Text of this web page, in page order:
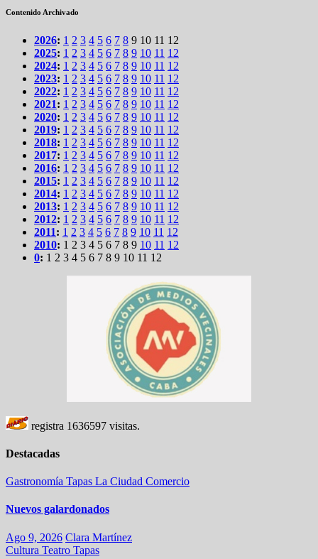
Contenido Archivado
2026: 1 2 3 4 5 6 7 8 9 10 11 12
2025: 1 2 3 4 5 6 7 8 9 10 11 12
2024: 1 2 3 4 5 6 7 8 9 10 11 12
2023: 1 2 3 4 5 6 7 8 9 10 11 12
2022: 1 2 3 4 5 6 7 8 9 10 11 12
2021: 1 2 3 4 5 6 7 8 9 10 11 12
2020: 1 2 3 4 5 6 7 8 9 10 11 12
2019: 1 2 3 4 5 6 7 8 9 10 11 12
2018: 1 2 3 4 5 6 7 8 9 10 11 12
2017: 1 2 3 4 5 6 7 8 9 10 11 12
2016: 1 2 3 4 5 6 7 8 9 10 11 12
2015: 1 2 3 4 5 6 7 8 9 10 11 12
2014: 1 2 3 4 5 6 7 8 9 10 11 12
2013: 1 2 3 4 5 6 7 8 9 10 11 12
2012: 1 2 3 4 5 6 7 8 9 10 11 12
2011: 1 2 3 4 5 6 7 8 9 10 11 12
2010: 1 2 3 4 5 6 7 8 9 10 11 12
0: 1 2 3 4 5 6 7 8 9 10 11 12
registra 1636597 visitas.
Destacadas
Gastronomía Tapas La Ciudad Comercio
Nuevos galardonados
Ago 9, 2026 Clara Martínez
Cultura Teatro Tapas